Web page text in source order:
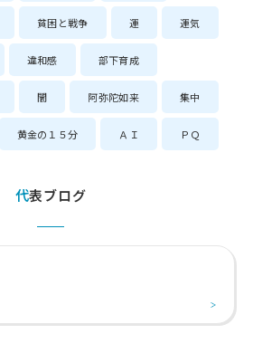
貧困と戦争 運 運気
違和感 部下育成
闇 阿弥陀如来 集中
黄金の１５分 ＡＩ ＰＱ
代表ブログ